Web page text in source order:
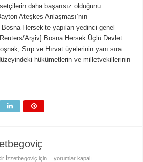
daha başarısız olduğunu
Ateşkes Anlaşması’nın
Hersek’te yapılan yedinci genel
Arşiv] Bosna Hersek Üçlü Devlet
Sırp ve Hırvat üyelerinin yanı sıra
hükümetlerin ve milletvekillerinin
İzzetbegoviç için yorumlar kapalı